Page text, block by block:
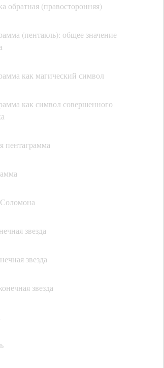
обратная (правосторонняя)
(пентакль): общее значение
как магический символ
как символ совершенного
пентаграмма
звезда
звезда
звезда